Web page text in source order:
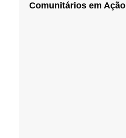
Comunitários em Ação